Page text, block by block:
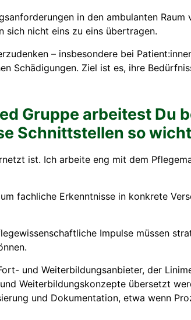
in den ambulanten Raum
sich nicht eins zu eins übertragen.
– insbesondere bei
Schädigungen. Ziel ist es, ihre
Gruppe arbeitest Du
Schnittstellen so
ist. Ich arbeite eng mit dem
fachliche Erkenntnisse in konkrete
Impulse müssen
und Weiterbildungsanbieter, der
Weiterbildungskonzepte übersetzt
und Dokumentation, etwa wenn